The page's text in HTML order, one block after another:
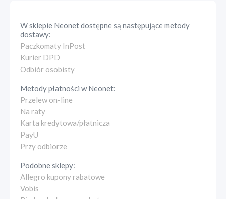
W sklepie Neonetdostępne są następujące metody
dostawy:
Paczkomaty InPost
Kurier DPD
Odbiór osobisty
Metody płatności wNeonet:
Przelew on-line
Na raty
Karta kredytowa/płatnicza
PayU
Przy odbiorze
Podobne sklepy:
Allegro kupony rabatowe
Vobis